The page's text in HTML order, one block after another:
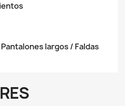
largos / Faldas